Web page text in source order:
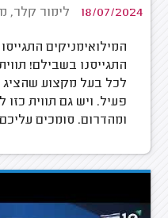
18/07/2024 לימור קלר,
המילואימניקים
התגייסנו בשבילם!
לכל בעל מקצוע שהציג
פעיל. ויש גם תווית
ומהדרום. סומכים